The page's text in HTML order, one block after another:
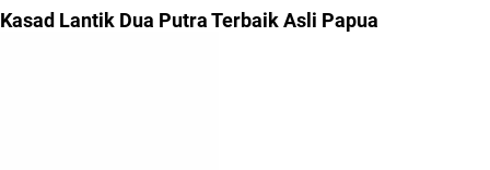
Kasad Lantik Dua Putra Terbaik Asli Papua